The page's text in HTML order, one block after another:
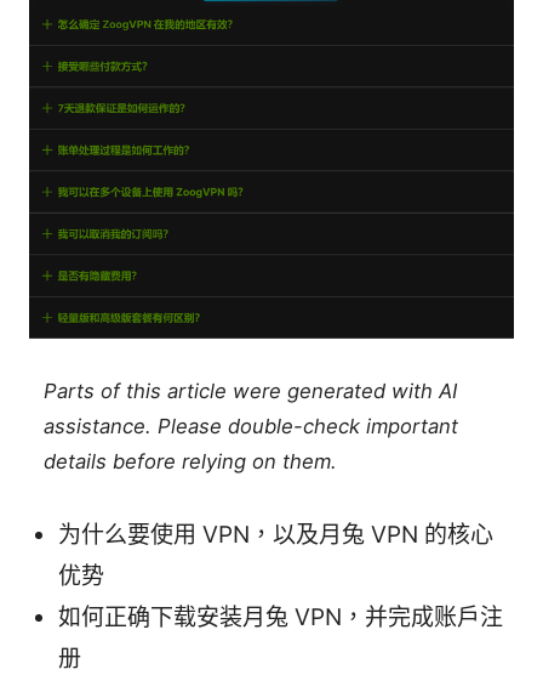
Parts of this article were generated with AI
assistance. Please double-check important
details before relying on them.
为什么要使用 VPN，以及月兔 VPN 的核心
优势
如何正确下载安装月兔 VPN，并完成账户注
册